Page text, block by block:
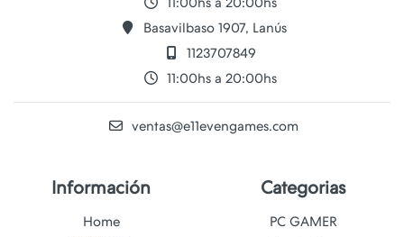
Basavilbaso 1907, Lanús
1123707849
11:00hs a 20:00hs
ventas@e11evengames.com
Información
Home
Categorias
PC GAMER